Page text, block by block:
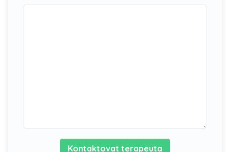
Kontaktovat terapeuta